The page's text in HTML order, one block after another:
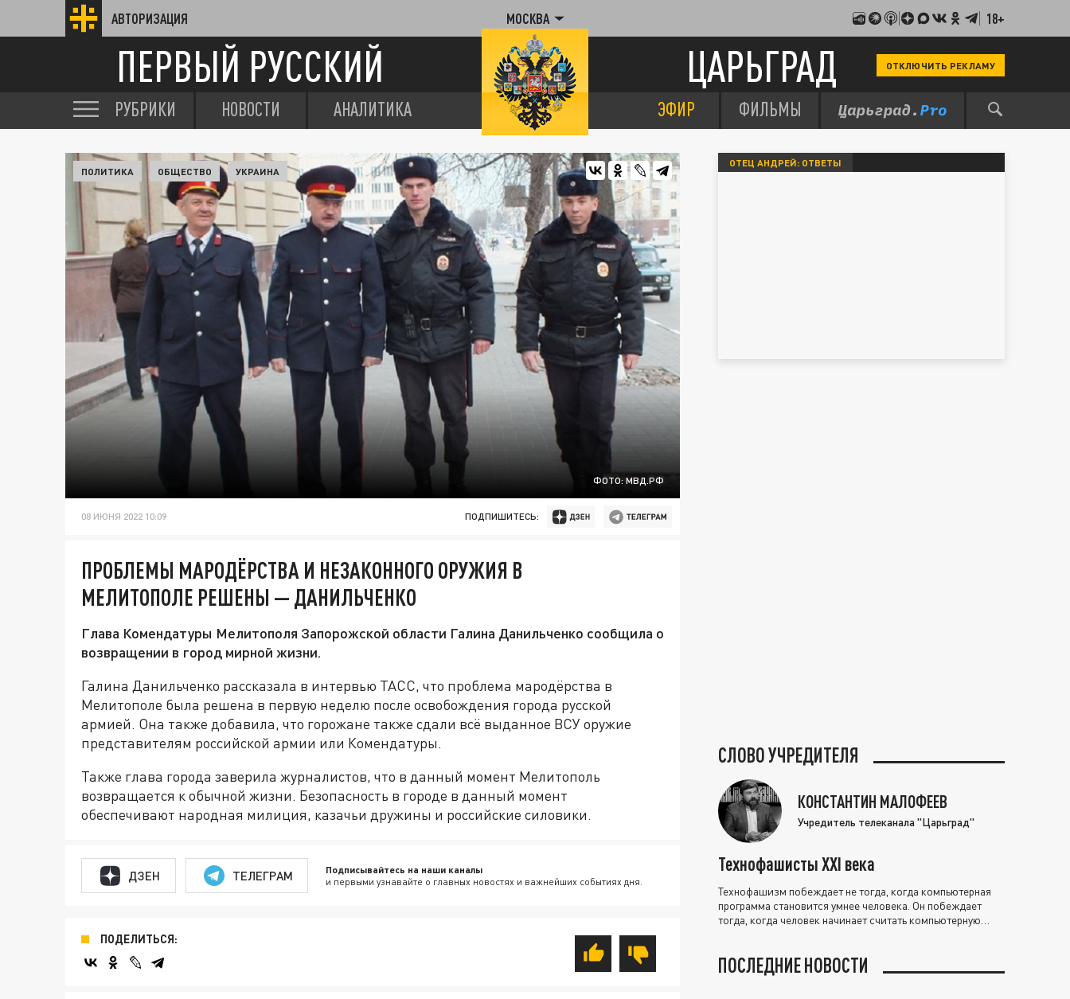
АВТОРИЗАЦИЯ МОСКВА 18+
ПЕРВЫЙ РУССКИЙ ЦАРЬГРАД ОТКЛЮЧИТЬ РЕКЛАМУ
РУБРИКИ НОВОСТИ АНАЛИТИКА ЭФИР ФИЛЬМЫ
ФОТО: МВД.РФ
ПОЛИТИКА ОБЩЕСТВО УКРАИНА
08 ИЮНЯ 2022 10:09 ПОДПИШИТЕСЬ:
ПРОБЛЕМЫ МАРОДЁРСТВА И НЕЗАКОННОГО ОРУЖИЯ В
МЕЛИТОПОЛЕ РЕШЕНЫ — ДАНИЛЬЧЕНКО
Глава Комендатуры Мелитополя Запорожской области Галина Данильченко сообщила о
возвращении в город мирной жизни.
Галина Данильченко рассказала в интервью ТАСС, что проблема мародёрства в
Мелитополе была решена в первую неделю после освобождения города русской
армией. Она также добавила, что горожане также сдали всё выданное ВСУ оружие
представителям российской армии или Комендатуры.
Также глава города заверила журналистов, что в данный момент Мелитополь
возвращается к обычной жизни. Безопасность в городе в данный момент
обеспечивают народная милиция, казачьи дружины и российские силовики.
ДЗЕН ТЕЛЕГРАМ Подписывайтесь на наши каналы
и первыми узнавайте о главных новостях и важнейших событиях дня.
ПОДЕЛИТЬСЯ:
ОТЕЦ АНДРЕЙ: ОТВЕТЫ
СЛОВО УЧРЕДИТЕЛЯ
КОНСТАНТИН МАЛОФЕЕВ
Учредитель телеканала "Царьград"
Технофашисты XXI века
Технофашизм побеждает не тогда, когда компьютерная
программа становится умнее человека. Он побеждает
тогда, когда человек начинает считать компьютерную
ПОСЛЕДНИЕ НОВОСТИ